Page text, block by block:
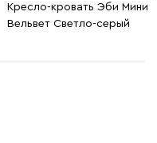
Кресло-кровать Эби Мини
Вельвет Светло-серый